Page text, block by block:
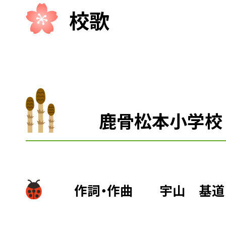
校歌
鹿骨松本小学校
作詞・作曲 宇山 基道